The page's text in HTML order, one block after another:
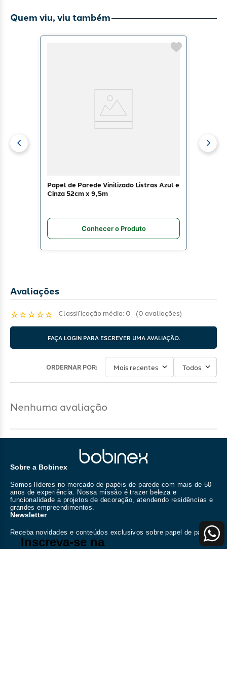
Quem viu, viu também
Papel de Parede Vinilizado Listras Azul e
Cinza 52cm x 9,5m
Conhecer o Produto
Avaliações
☆☆☆☆☆ Classificação média: 0 (0 avaliações)
FAÇA LOGIN PARA ESCREVER UMA AVALIAÇÃO.
Mais recentes Todos
Nenhuma avaliação
Sobre a Bobinex
Somos líderes no mercado de papéis de parede com mais de 50
anos de experiência. Nossa missão é trazer beleza e
funcionalidade a projetos de decoração, atendendo residências e
grandes empreendimentos.
Newsletter
Receba novidades e conteúdos exclusivos sobre papel de parede
Inscreva-se na